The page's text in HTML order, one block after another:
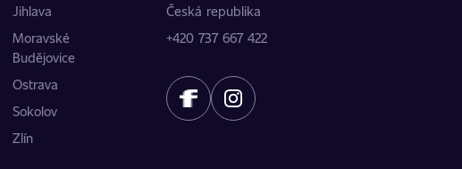
Jihlava
Moravské
Budějovice
Ostrava
Sokolov
Zlín
Česká republika
+420 737 667 422